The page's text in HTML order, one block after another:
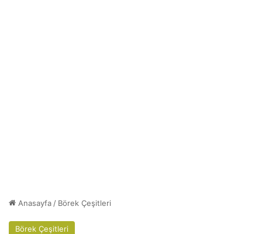
Anasayfa / Börek Çeşitleri
Börek Çeşitleri